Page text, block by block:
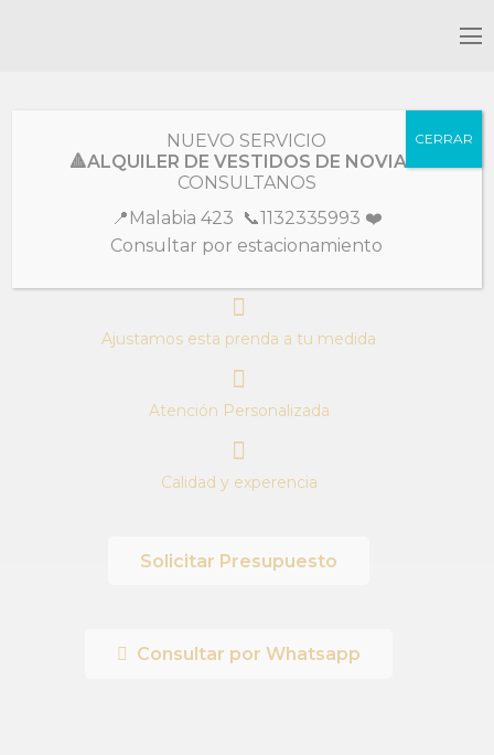
Super diseño, canchero tul bordado en 3 D, con manguitas
Ajustamos esta prenda a tu medida
Atención Personalizada
Calidad y experencia
Solicitar Presupuesto
Consultar por Whatsapp
NUEVO SERVICIO
🔺ALQUILER DE VESTIDOS DE NOVIA🔺
CONSULTANOS
📍Malabia 423 📞1132335993 ❤️
Consultar por estacionamiento
CERRAR